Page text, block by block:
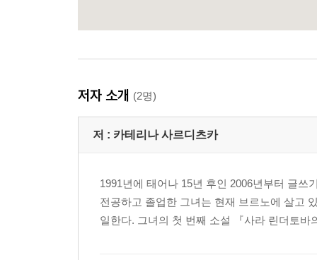
저자 소개 (2명)
저 : 카테리나 사르디츠카
1991년에 태어나 15년 후인 2006년부터 글
전공하고 졸업한 그녀는 현재 브르노에 살고
일한다. 그녀의 첫 번째 소설 『사라 린더토바